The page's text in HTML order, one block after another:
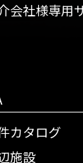
会社様専用
カタログ
施設